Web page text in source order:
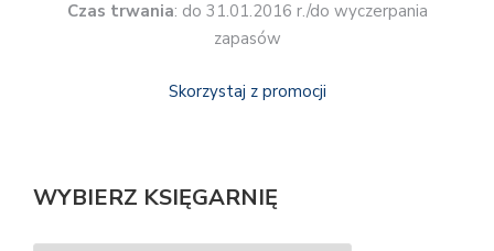
Czas trwania: do 31.01.2016 r./do wyczerpania
zapasów
Skorzystaj z promocji
WYBIERZ KSIĘGARNIĘ